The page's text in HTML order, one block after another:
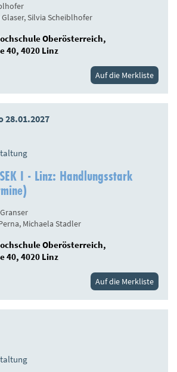
Silvia Scheiblhofer
Oberösterreich,
40, 4020 Linz
Auf die Merkliste
28.01.2027
I - Linz: Handlungsstark
Michaela Stadler
Oberösterreich,
40, 4020 Linz
Auf die Merkliste